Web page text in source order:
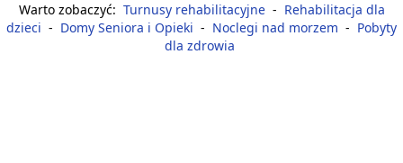
Warto zobaczyć: Turnusy rehabilitacyjne - Rehabilitacja dla
dzieci - Domy Seniora i Opieki - Noclegi nad morzem - Pobyty
dla zdrowia